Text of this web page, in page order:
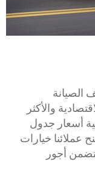
الصيانة
والأكثر
أسعار جدول
عملائنا خيارات
أجور